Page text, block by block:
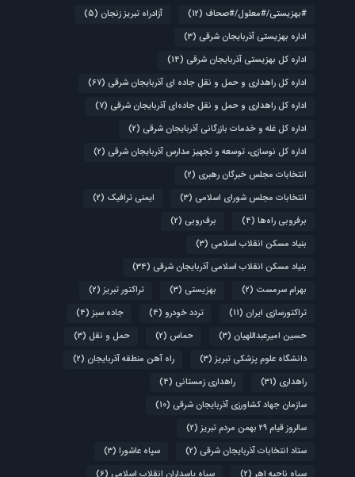
#بهزیستی/#معلول/#صحاف (12) آزادراه تبریز زنجان (5)
اداره بهزیستی آذربایجان شرقی (3)
اداره کل بهزیستی آذربایجان شرقی (14)
اداره کل راهداری و حمل و نقل جاده ای آذربایجان شرقی (67)
اداره کل راهداری و حمل و نقل جاده‌ای آذربایجان شرقی (7)
اداره کل غله و خدمات بازرگانی آذربایجان شرقی (2)
اداره کل نوسازی، توسعه و تجهیز مدارس آذربایجان شرقی (2)
انتخابات مجلس خبرگان رهبری (2)
انتخابات مجلس شورای اسلامی (3) ایمنی ترافیک (2)
برفروبی راه‌ها (4) برف‌روبی (2)
بنیاد مسکن انقلاب اسلامی (3)
بنیاد مسکن انقلاب اسلامی آذربایجان شرقی (34)
بهرام سرمست (2) بهزیستی (3) تراکتور تبریز (2)
تراکتورسازی ایران (11) تردد خودرو (4) جاده سبز (4)
حسین امیرعبداللهیان (3) حماس (2) حمل و نقل (3)
دانشگاه علوم پزشکی تبریز (3) راه آهن منطقه آذربایجان (2)
راهداری (31) راهداری زمستانی (4)
سازمان جهاد کشاورزی آذربایجان شرقی (10)
سالروز قیام ۲۹ بهمن مردم تبریز
(2)
ستاد انتخابات آذربایجان شرقی (2) سپاه عاشورا (3)